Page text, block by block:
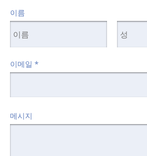
이름
이메일 *
메시지